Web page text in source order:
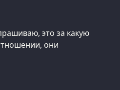
это за какую
они